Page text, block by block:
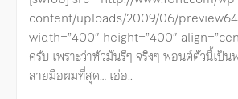
content/uploads/2009/06/
width=”400″ height=”400″
ครับ เพราะว่าหัวมันรีๆ จริงๆ ฟอนต์ตัวนี้เป็
ลายมือผมที่สุด… เอ่อ..